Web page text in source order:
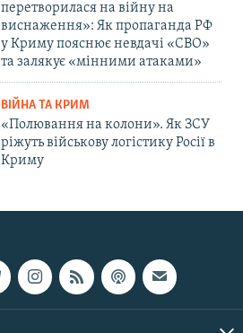
перетворилася на війну на
виснаження»: Як пропаганда РФ
у Криму пояснює невдачі «СВО»
та залякує «мінними атаками»
ВІЙНА ТА КРИМ
«Полювання на колони». Як ЗСУ
ріжуть військову логістику Росії в
Криму